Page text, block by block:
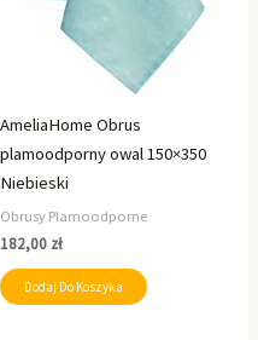
AmeliaHome Obrus
plamoodporny owal 150×350
Niebieski
Obrusy Plamoodporne
182,00 zł
Dodaj Do Koszyka